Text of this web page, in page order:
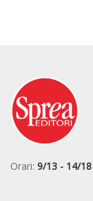
Orari: 9/13 - 14/